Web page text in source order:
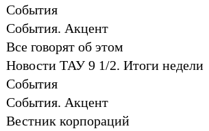
События
События. Акцент
Все говорят об этом
Новости ТАУ 9 1/2. Итоги недели
События
События. Акцент
Вестник корпораций